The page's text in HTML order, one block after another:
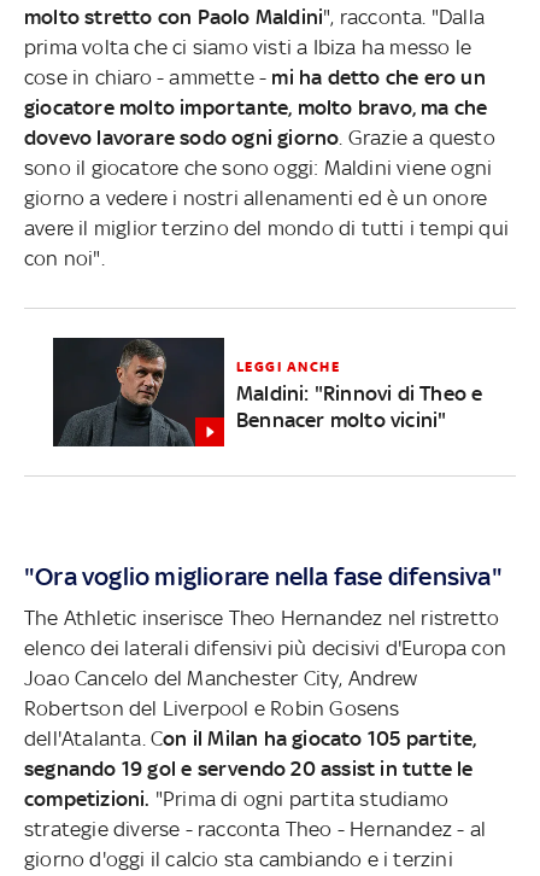
molto stretto con Paolo Maldini", racconta. "Dalla
prima volta che ci siamo visti a Ibiza ha messo le
cose in chiaro - ammette - mi ha detto che ero un
giocatore molto importante, molto bravo, ma che
dovevo lavorare sodo ogni giorno . Grazie a questo
sono il giocatore che sono oggi: Maldini viene ogni
giorno a vedere i nostri allenamenti ed è un onore
avere il miglior terzino del mondo di tutti i tempi qui
con noi".
LEGGI ANCHE
Maldini: "Rinnovi di Theo e
Bennacer molto vicini"
"Ora voglio migliorare nella fase difensiva"
The Athletic inserisce Theo Hernandez nel ristretto
elenco dei laterali difensivi più decisivi d'Europa con
Joao Cancelo del Manchester City, Andrew
Robertson del Liverpool e Robin Gosens
dell'Atalanta. Con il Milan ha giocato 105 partite,
segnando 19 gol e servendo 20 assist in tutte le
competizioni. "Prima di ogni partita studiamo
strategie diverse - racconta Theo - Hernandez - al
giorno d'oggi il calcio sta cambiando e i terzini